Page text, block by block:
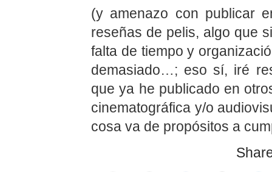
(y amenazo con publicar
reseñas de pelis, algo que
falta de tiempo y
demasiado…; eso sí, iré
que ya he publicado en
cinematográfica y/o
cosa va de propósitos a